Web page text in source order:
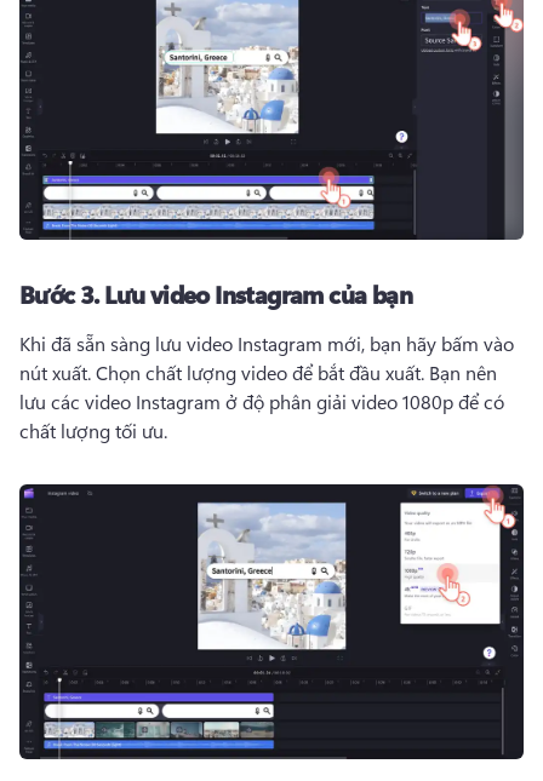
Bước 3.Lưu video Instagram của bạn
Khi đã sẵn sàng lưu video Instagram mới, bạn hãy bấm vào
nút xuất. Chọn chất lượng video để bắt đầu xuất. Bạn nên
lưu các video Instagram ở độ phân giải video 1080p để có
chất lượng tối ưu.